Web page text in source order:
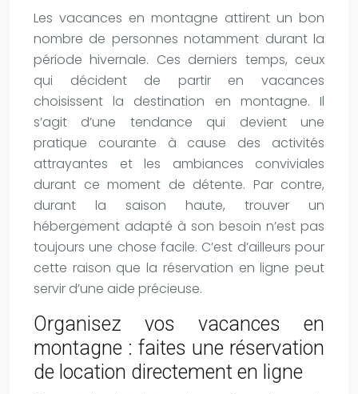
Les vacances en montagne attirent un bon
nombre de personnes notamment durant la
période hivernale. Ces derniers temps, ceux
qui décident de partir en vacances
choisissent la destination en montagne. Il
s’agit d’une tendance qui devient une
pratique courante à cause des activités
attrayantes et les ambiances conviviales
durant ce moment de détente. Par contre,
durant la saison haute, trouver un
hébergement adapté à son besoin n’est pas
toujours une chose facile. C’est d’ailleurs pour
cette raison que la réservation en ligne peut
servir d’une aide précieuse.
Organisez vos vacances en
montagne : faites une réservation
de location directement en ligne